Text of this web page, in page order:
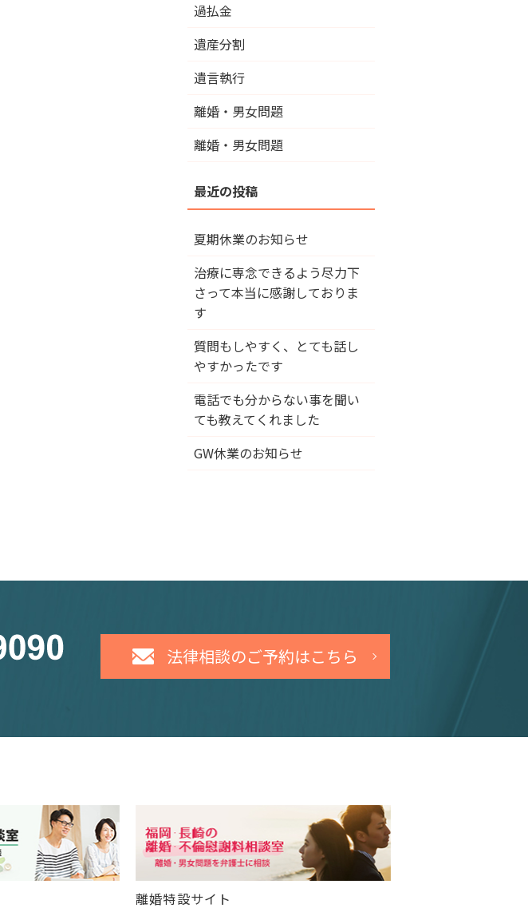
過払金
遺産分割
遺言執行
離婚・男女問題
離婚・男女問題
夏期休業のお知らせ
治療に専念できるよう尽力下
さって本当に感謝しておりま
す
質問もしやすく、とても話し
やすかったです
電話でも分からない事を聞い
ても教えてくれました
GW休業のお知らせ
法律相談のご予約はこちら
離婚特設サイト